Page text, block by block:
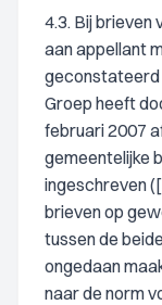
4.3. Bij brieven
aan appellant
geconstateerd
Groep heeft
februari 2007
gemeentelijke
ingeschreven
brieven op
tussen de
ongedaan
naar de norm